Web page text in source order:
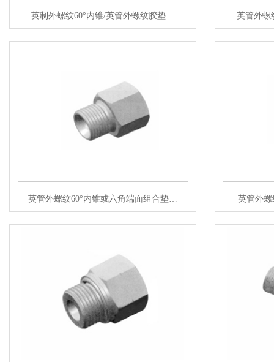
英制外螺纹60°内锥/英管外螺纹胶垫… 英管外螺
英管外螺纹60°内锥或六角端面组合垫… 英管外